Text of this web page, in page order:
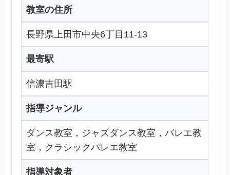
教室の住所
長野県上田市中央6丁目11-13
最寄駅
信濃吉田駅
指導ジャンル
ダンス教室，ジャズダンス教室，バレエ教
室，クラシックバレエ教室
指導対象者